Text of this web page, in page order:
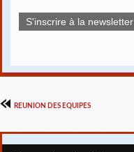
S'inscrire à la newsletter
REUNION DES EQUIPES